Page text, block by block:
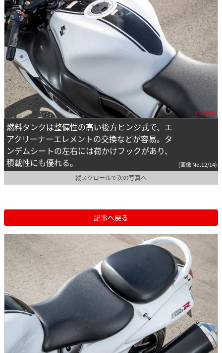
燃料タンクは整備性の高い後方ヒンジ式で、エ
アクリーナーエレメントの交換などが容易。タ
ンデムシートの左右には荷かけフックがあり、
積載性にも優れる。
(画像 No.12/14)
縦スクロールで次の写真へ
記事へ戻る